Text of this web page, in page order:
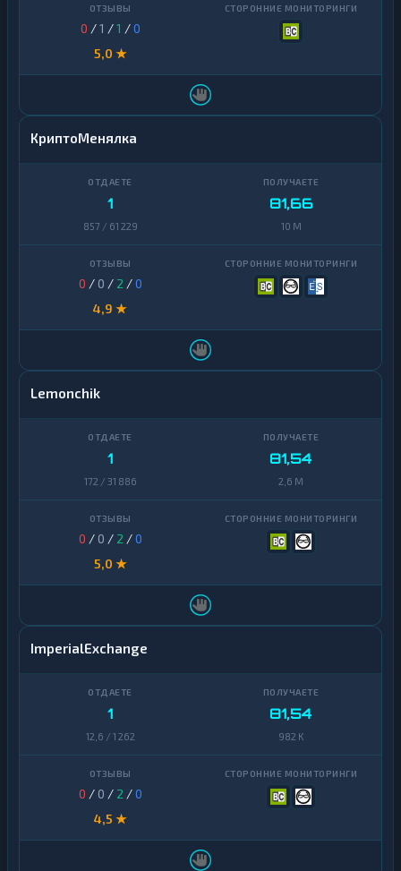
0 /1 /1 /0
5,0 ★
КриптоМенялка
1
857 / 61 229
81,66
10 M
0 / 0 / 2 /0
4,9 ★
Lemonchik
1
172 / 31 886
81,54
2,6 M
0 / 0 / 2 /0
5,0 ★
ImperialExchange
1
12,6 / 1 262
81,54
982 K
0 / 0 / 2 /0
4,5 ★